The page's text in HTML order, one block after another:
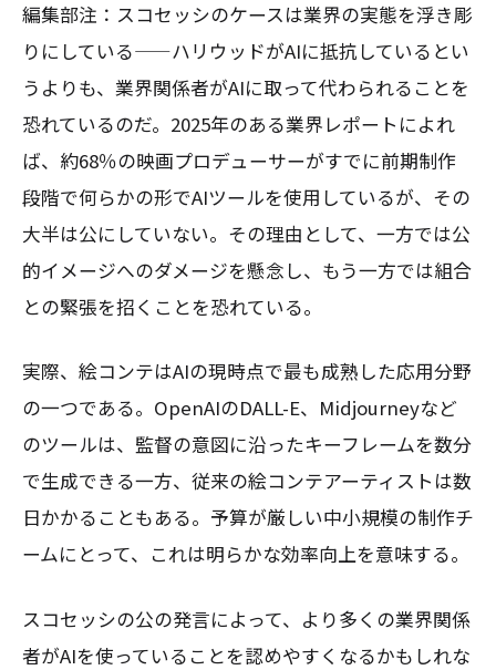
編集部注：スコセッシのケースは業界の実態を浮き彫
りにしている——ハリウッドがAIに抵抗しているとい
うよりも、業界関係者がAIに取って代わられることを
恐れているのだ。2025年のある業界レポートによれ
ば、約68％の映画プロデューサーがすでに前期制作
段階で何らかの形でAIツールを使用しているが、その
大半は公にしていない。その理由として、一方では公
的イメージへのダメージを懸念し、もう一方では組合
との緊張を招くことを恐れている。
実際、絵コンテはAIの現時点で最も成熟した応用分野
の一つである。OpenAIのDALL-E、Midjourneyなど
のツールは、監督の意図に沿ったキーフレームを数分
で生成できる一方、従来の絵コンテアーティストは数
日かかることもある。予算が厳しい中小規模の制作チ
ームにとって、これは明らかな効率向上を意味する。
スコセッシの公の発言によって、より多くの業界関係
者がAIを使っていることを認めやすくなるかもしれな